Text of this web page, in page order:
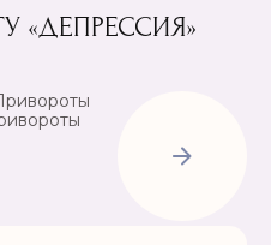
«ДЕПРЕССИЯ»
Рассорки